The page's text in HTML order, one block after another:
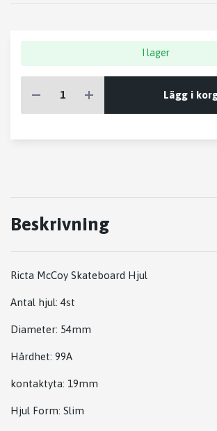
I lager
Lägg i
Beskrivning
Ricta McCoy Skateboard Hjul
Antal hjul: 4st
Diameter: 54mm
Hårdhet: 99A
kontaktyta: 19mm
Hjul Form: Slim